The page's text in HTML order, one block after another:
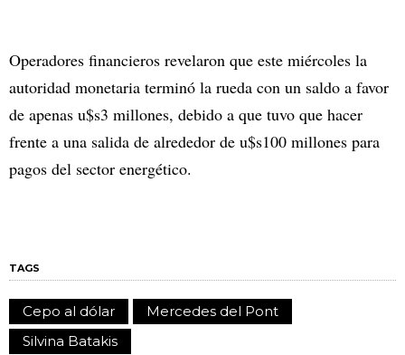
Operadores financieros revelaron que este miércoles la
autoridad monetaria terminó la rueda con un saldo a favor
de apenas u$s3 millones, debido a que tuvo que hacer
frente a una salida de alrededor de u$s100 millones para
pagos del sector energético.
TAGS
Cepo al dólar
Mercedes del Pont
Silvina Batakis